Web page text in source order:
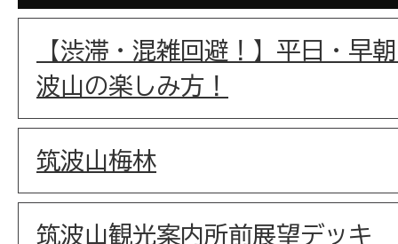
【渋滞・混雑回避！】平日・早
波山の楽しみ方！
筑波山梅林
筑波山観光案内所前展望デッキ